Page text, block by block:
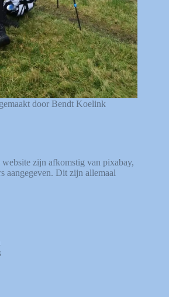
door Bendt Koelink
website zijn afkomstig van pixabay,
aangegeven. Dit zijn allemaal